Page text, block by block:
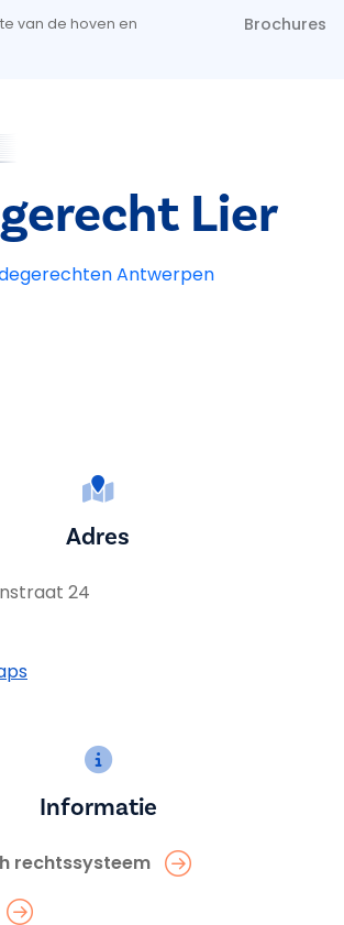
de inhoud gaan
van de hoven en
Brochures
Lier
Antwerpen
Adres
24
Informatie
rechtssysteem